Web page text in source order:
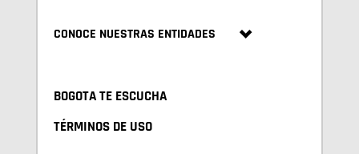
CONOCE NUESTRAS ENTIDADES
BOGOTA TE ESCUCHA
TÉRMINOS DE USO